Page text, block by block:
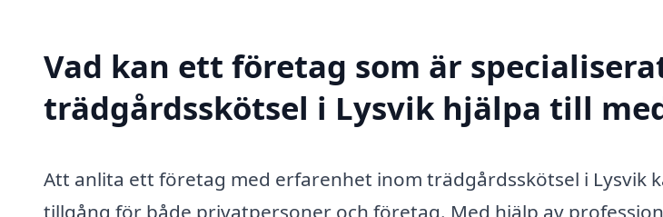
Vad kan ett företag som är
trädgårdsskötsel i Lysvik hjälpa till
Att anlita ett företag med erfarenhet inom trädgårdsskötsel i Lysvik
tillgång för både privatpersoner och företag. Med hjälp av